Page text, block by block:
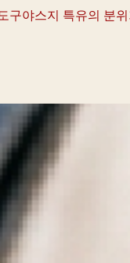
구야스지 특유의 분